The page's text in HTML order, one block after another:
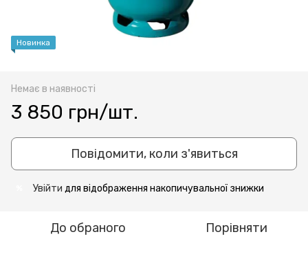
Новинка
Немає в наявності
3 850 грн/шт.
Повідомити, коли з'явиться
Увійти для відображення накопичувальної знижки
До обраного Порівняти